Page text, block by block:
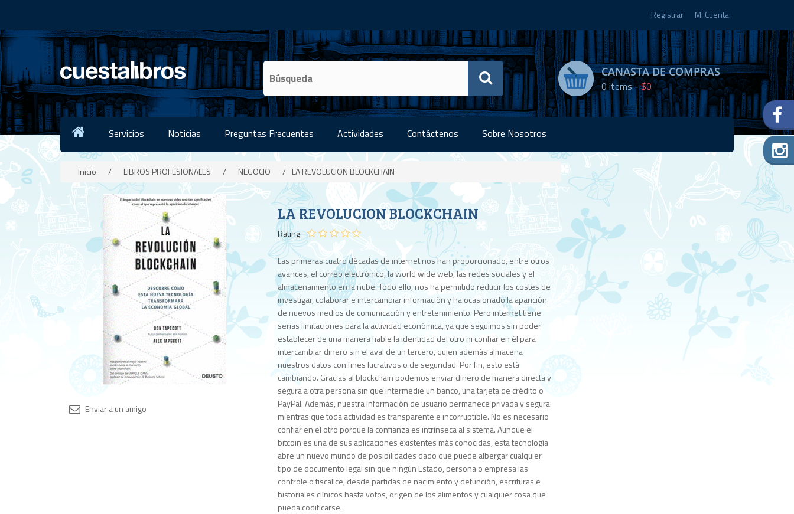
Registrar Mi Cuenta
CANASTA DE COMPRAS
0items -$0
Servicios Noticias Preguntas Frecuentes Actividades Contáctenos Sobre Nosotros
Inicio / LIBROS PROFESIONALES / NEGOCIO / LA REVOLUCION BLOCKCHAIN
LA REVOLUCION BLOCKCHAIN
Rating
Las primeras cuatro décadas de internet nos han proporcionado, entre otros
avances, el correo electrónico, la world wide web, las redes sociales y el
almacenamiento en la nube. Todo ello, nos ha permitido reducir los costes de
investigar, colaborar e intercambiar información y ha ocasionado la aparición
de nuevos medios de comunicación y entretenimiento. Pero internet tiene
serias limitaciones para la actividad económica, ya que seguimos sin poder
establecer de una manera fiable la identidad del otro ni confiar en él para
intercambiar dinero sin el aval de un tercero, quien además almacena
nuestros datos con fines lucrativos o de seguridad. Por fin, esto está
cambiando. Gracias al blockchain podemos enviar dinero de manera directa y
segura a otra persona sin que intermedie un banco, una tarjeta de crédito o
PayPal. Además, nuestra información de usuario permanece privada y segura
mientras que toda actividad es transparente e incorruptible. No es necesario
confiar en el otro porque la confianza es intrínseca al sistema. Aunque el
bitcoin es una de sus aplicaciones existentes más conocidas, esta tecnología
abre un nuevo mundo de posibilidades dado que puede albergar cualquier
tipo de documento legal sin que ningún Estado, persona o empresa las
controle o fiscalice, desde partidas de nacimiento y defunción, escrituras e
historiales clínicos hasta votos, origen de los alimentos y cualquier cosa que
pueda codificarse.
Disponibilidad:
Agotado